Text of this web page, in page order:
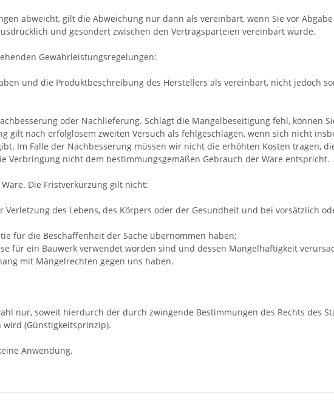
abweicht, gilt die Abweichung nur dann als vereinbart, wenn Sie vor
und gesondert zwischen den Vertragsparteien vereinbart wurde.
Gewährleistungsregelungen:
und die Produktbeschreibung des Herstellers als vereinbart, nicht jedoch
oder Nachlieferung. Schlägt die Mangelbeseitigung fehl, können
gilt nach erfolglosem zweiten Versuch als fehlgeschlagen, wenn sich nicht
Im Falle der Nachbesserung müssen wir nicht die erhöhten Kosten tragen,
Verbringung nicht dem bestimmungsgemäßen Gebrauch der Ware entspricht.
Die Fristverkürzung gilt nicht:
des Lebens, des Körpers oder der Gesundheit und bei vorsätzlich
für die Beschaffenheit der Sache übernommen haben;
für ein Bauwerk verwendet worden sind und dessen Mangelhaftigkeit
mit Mängelrechten gegen uns haben.
nur, soweit hierdurch der durch zwingende Bestimmungen des Rechts des
(Günstigkeitsprinzip).
Anwendung.